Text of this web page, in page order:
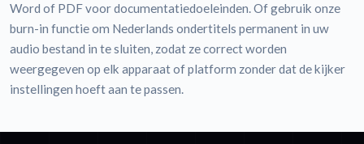
Word of PDF voor documentatiedoeleinden. Of gebruik onze
burn-in functie om Nederlands ondertitels permanent in uw
audio bestand in te sluiten, zodat ze correct worden
weergegeven op elk apparaat of platform zonder dat de kijker
instellingen hoeft aan te passen.